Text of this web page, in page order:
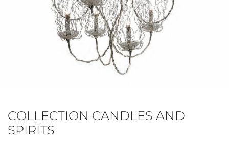
COLLECTION CANDLES AND
SPIRITS